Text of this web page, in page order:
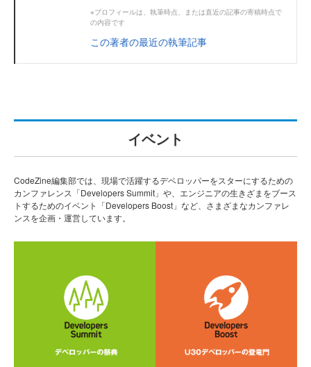
※プロフィールは、執筆時点、または直近の記事の寄稿時点で
の内容です
この著者の最近の執筆記事
イベント
CodeZine編集部では、現場で活躍するデベロッパーをスターにするための
カンファレンス「Developers Summit」や、エンジニアの生きざまをブース
トするためのイベント「Developers Boost」など、さまざまなカンファレ
ンスを企画・運営しています。